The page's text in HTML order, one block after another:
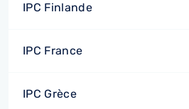
IPC Finlande
IPC France
IPC Grèce